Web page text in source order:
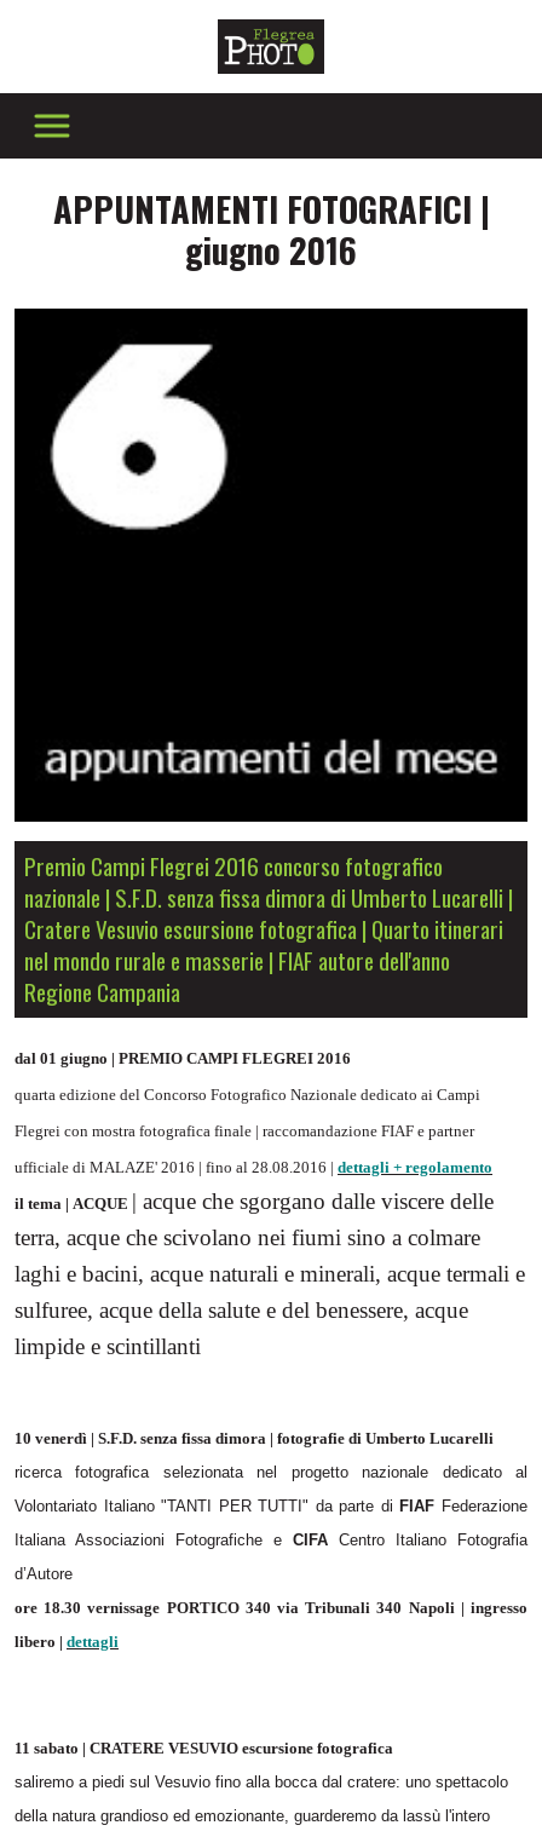
APPUNTAMENTI FOTOGRAFICI |
giugno 2016
Premio Campi Flegrei 2016 concorso fotografico
nazionale | S.F.D. senza fissa dimora di Umberto Lucarelli |
Cratere Vesuvio escursione fotografica | Quarto itinerari
nel mondo rurale e masserie | FIAF autore dell'anno
Regione Campania
dal 01 giugno | PREMIO CAMPI FLEGREI 2016
quarta edizione del Concorso Fotografico Nazionale dedicato ai Campi
Flegrei con mostra fotografica finale | raccomandazione FIAF e partner
ufficiale di MALAZE' 2016 | fino al 28.08.2016 | dettagli + regolamento
il tema | ACQUE | acque che sgorgano dalle viscere delle
terra, acque che scivolano nei fiumi sino a colmare
laghi e bacini, acque naturali e minerali, acque termali e
sulfuree, acque della salute e del benessere, acque
limpide e scintillanti
10 venerdì | S.F.D. senza fissa dimora | fotografie di Umberto Lucarelli
ricerca fotografica selezionata nel progetto nazionale dedicato al
Volontariato Italiano "TANTI PER TUTTI" da parte di FIAF Federazione
Italiana Associazioni Fotografiche e CIFA Centro Italiano Fotografia
d’Autore
ore 18.30 vernissage PORTICO 340 via Tribunali 340 Napoli | ingresso
libero | dettagli
11 sabato | CRATERE VESUVIO escursione fotografica
saliremo a piedi sul Vesuvio fino alla bocca dal cratere: uno spettacolo
della natura grandioso ed emozionante, guarderemo da lassù l'intero